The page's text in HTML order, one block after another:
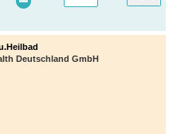
Deutschland GmbH